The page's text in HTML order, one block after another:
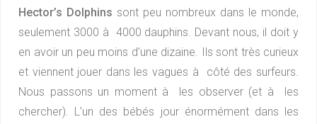
Hector’s Dolphins sont peu nombreux dans le monde,
seulement 3000 à 4000 dauphins. Devant nous, il doit y
en avoir un peu moins d’une dizaine. Ils sont très curieux
et viennent jouer dans les vagues à côté des surfeurs.
Nous passons un moment à les observer (et à les
chercher). L’un des bébés jour énormément dans les